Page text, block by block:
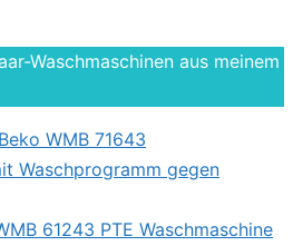
Waschmaschinen aus meinem
Beko WMB 71643
Waschprogramm gegen
61243 PTE Waschmaschine